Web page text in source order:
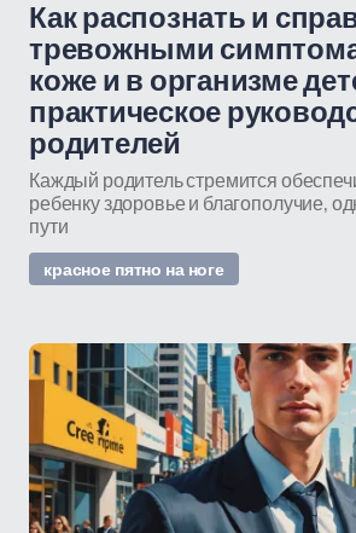
Как распознать и
тревожными
коже и в организме
практическое
родителей
Каждый родитель стремится
ребенку здоровье и благополучие,
пути
красное пятно на ноге